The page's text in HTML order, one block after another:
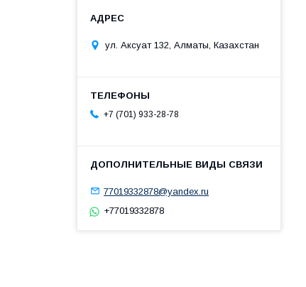
ул. Аксуат 132, Алматы, Казахстан
+7 (701) 933-28-78
77019332878@yandex.ru
+77019332878